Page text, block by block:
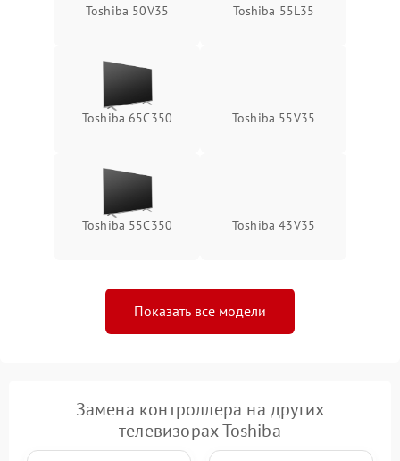
Toshiba 50V35 Toshiba 55L35
Toshiba 65C350 Toshiba 55V35
Toshiba 55C350 Toshiba 43V35
Показать все модели
Замена контроллера на других
телевизорах Toshiba